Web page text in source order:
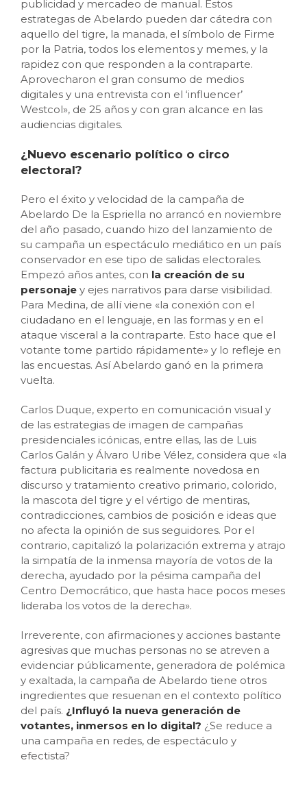
publicidad y mercadeo de manual. Estos
estrategas de Abelardo pueden dar cátedra con
aquello del tigre, la manada, el símbolo de Firme
por la Patria, todos los elementos y memes, y la
rapidez con que responden a la contraparte.
Aprovecharon el gran consumo de medios
digitales y una entrevista con el ‘influencer’
Westcol», de 25 años y con gran alcance en las
audiencias digitales.
¿Nuevo escenario político o circo
electoral?
Pero el éxito y velocidad de la campaña de
Abelardo De la Espriella no arrancó en noviembre
del año pasado, cuando hizo del lanzamiento de
su campaña un espectáculo mediático en un país
conservador en ese tipo de salidas electorales.
Empezó años antes, con la creación de su
personaje y ejes narrativos para darse visibilidad.
Para Medina, de allí viene «la conexión con el
ciudadano en el lenguaje, en las formas y en el
ataque visceral a la contraparte. Esto hace que el
votante tome partido rápidamente» y lo refleje en
las encuestas. Así Abelardo ganó en la primera
vuelta.
Carlos Duque, experto en comunicación visual y
de las estrategias de imagen de campañas
presidenciales icónicas, entre ellas, las de Luis
Carlos Galán y Álvaro Uribe Vélez, considera que «la
factura publicitaria es realmente novedosa en
discurso y tratamiento creativo primario, colorido,
la mascota del tigre y el vértigo de mentiras,
contradicciones, cambios de posición e ideas que
no afecta la opinión de sus seguidores. Por el
contrario, capitalizó la polarización extrema y atrajo
la simpatía de la inmensa mayoría de votos de la
derecha, ayudado por la pésima campaña del
Centro Democrático, que hasta hace pocos meses
lideraba los votos de la derecha».
Irreverente, con afirmaciones y acciones bastante
agresivas que muchas personas no se atreven a
evidenciar públicamente, generadora de polémica
y exaltada, la campaña de Abelardo tiene otros
ingredientes que resuenan en el contexto político
del país. ¿Influyó la nueva generación de
votantes, inmersos en lo digital? ¿Se reduce a
una campaña en redes, de espectáculo y
efectista?